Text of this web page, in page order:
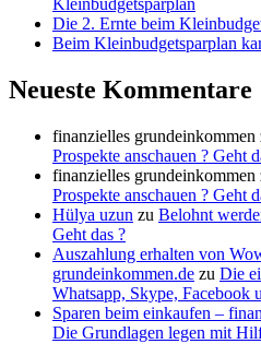
Kleinbudgetsparplan
Die 2. Ernte beim
Beim Kleinbudgetsparplan
Neueste Kommentare
finanzielles grundeinkommen
Prospekte anschauen ? Geht
finanzielles grundeinkommen
Prospekte anschauen ? Geht
Hülya uzun zu Belohnt
Geht das ?
Auszahlung erhalten von
grundeinkommen.de zu Die
Whatsapp, Skype, Facebook
Sparen beim einkaufen –
Die Grundlagen legen mit